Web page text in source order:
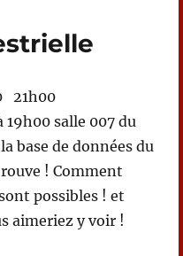
21h00
salle 007 du
base de données du
! Comment
possibles ! et
aimeriez y voir !